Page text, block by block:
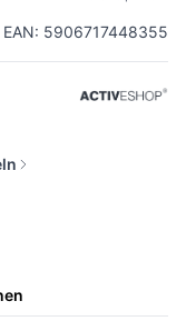
EAN: 5906717448355